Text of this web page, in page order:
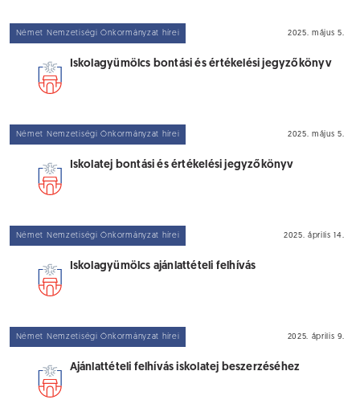
Német Nemzetiségi Önkormányzat hírei 2025. május 5.
Iskolagyümölcs bontási és értékelési jegyzőkönyv
Német Nemzetiségi Önkormányzat hírei 2025. május 5.
Iskolatej bontási és értékelési jegyzőkönyv
Német Nemzetiségi Önkormányzat hírei 2025. április 14.
Iskolagyümölcs ajánlattételi felhívás
Német Nemzetiségi Önkormányzat hírei 2025. április 9.
Ajánlattételi felhívás iskolatej beszerzéséhez